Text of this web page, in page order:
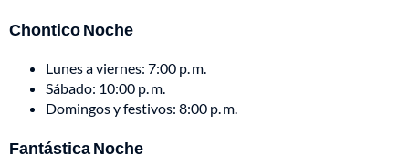
Chontico Noche
Lunes a viernes: 7:00 p. m.
Sábado: 10:00 p. m.
Domingos y festivos: 8:00 p. m.
Fantástica Noche